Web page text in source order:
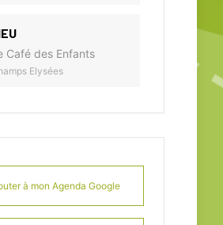
Café des Enfants
Elysées
à mon Agenda Google